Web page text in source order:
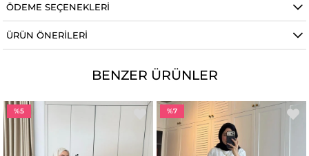
ÖDEME SEÇENEKLERI
ÜRÜN ÖNERILERI
BENZER ÜRÜNLER
%5 %7